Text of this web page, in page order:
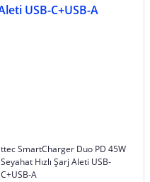
ttec SmartCharger Duo PD 45W
Seyahat Hızlı Şarj Aleti USB-
C+USB-A